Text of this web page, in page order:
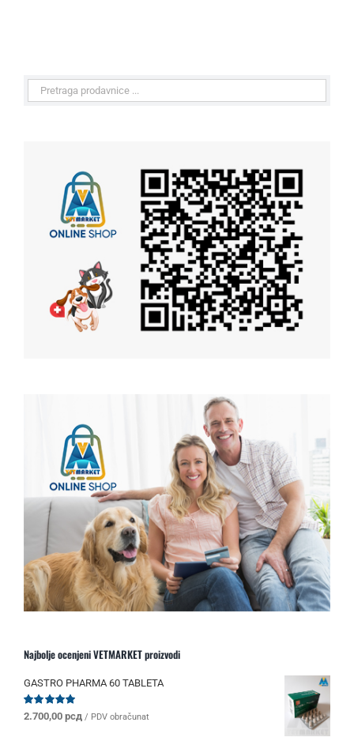
Najbolje ocenjeni VETMARKET proizvodi
GASTRO PHARMA 60 TABLETA
Ocenjeno
od 5
2.700,00 рсд / PDV obračunat